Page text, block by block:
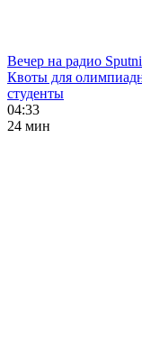
Вечер на радио
Квоты для
студенты
04:33
24 мин